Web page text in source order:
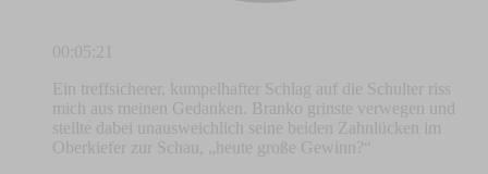
00:05:21
Ein treffsicherer, kumpelhafter Schlag auf die Schulter riss
mich aus meinen Gedanken. Branko grinste verwegen und
stellte dabei unausweichlich seine beiden Zahnlücken im
Oberkiefer zur Schau, „heute große Gewinn?“